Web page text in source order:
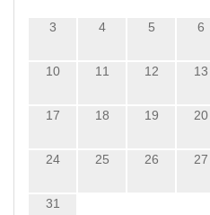
3 4 5 6
10 11 12 13
17 18 19 20
24 25 26 27
31